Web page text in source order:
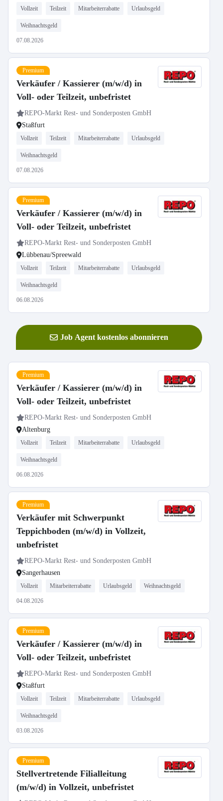
Vollzeit Teilzeit Mitarbeiterrabatte Urlaubsgeld
Weihnachtsgeld
07.08.2026
Premium
Verkäufer / Kassierer (m/w/d) in
Voll- oder Teilzeit, unbefristet
REPO-Markt Rest- und Sonderposten GmbH
Staßfurt
Vollzeit Teilzeit Mitarbeiterrabatte Urlaubsgeld
Weihnachtsgeld
07.08.2026
Premium
Verkäufer / Kassierer (m/w/d) in
Voll- oder Teilzeit, unbefristet
REPO-Markt Rest- und Sonderposten GmbH
Lübbenau/Spreewald
Vollzeit Teilzeit Mitarbeiterrabatte Urlaubsgeld
Weihnachtsgeld
06.08.2026
Job Agent kostenlos abonnieren
Premium
Verkäufer / Kassierer (m/w/d) in
Voll- oder Teilzeit, unbefristet
REPO-Markt Rest- und Sonderposten GmbH
Altenburg
Vollzeit Teilzeit Mitarbeiterrabatte Urlaubsgeld
Weihnachtsgeld
06.08.2026
Premium
Verkäufer mit Schwerpunkt
Teppichboden (m/w/d) in Vollzeit,
unbefristet
REPO-Markt Rest- und Sonderposten GmbH
Sangerhausen
Vollzeit Mitarbeiterrabatte Urlaubsgeld Weihnachtsgeld
04.08.2026
Premium
Verkäufer / Kassierer (m/w/d) in
Voll- oder Teilzeit, unbefristet
REPO-Markt Rest- und Sonderposten GmbH
Staßfurt
Vollzeit Teilzeit Mitarbeiterrabatte Urlaubsgeld
Weihnachtsgeld
03.08.2026
Premium
Stellvertretende Filialleitung
(m/w/d) in Vollzeit, unbefristet